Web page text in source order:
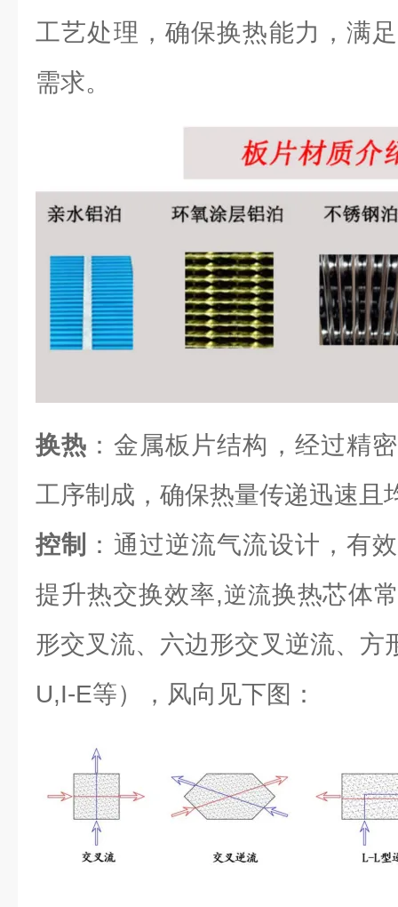
工艺处理，确保换热能力，满
需求。
换热 ：金属板片结构，经过精
工序制成，确保热量传递迅速且
控制
：通过逆流气流设计，有
提升热交换效率,逆流换热芯体
形交叉流、六边形交叉逆流、方
U,I-E等），风向见下图：